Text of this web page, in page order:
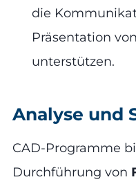
die
Präsentation
unterstützen.
Analyse und
CAD-Programme
Durchführung von